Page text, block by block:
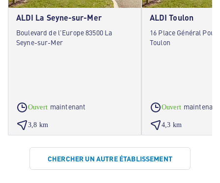
ALDI La Seyne-sur-Mer
Boulevard de l'Europe 83500 La
Seyne-sur-Mer
Ouvert maintenant
3,8 km
ALDI Toulon
16 Place Général
Toulon
Ouvert maintenant
4,3 km
CHERCHER UN AUTRE ÉTABLISSEMENT